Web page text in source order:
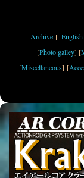
[ Archive] [English
[Photo galley] [
[Miscellaneous] [